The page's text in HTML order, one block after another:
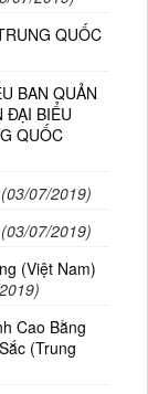
QUỐC
BAN QUẢN
ĐẠI BIỂU
QUỐC
(03/07/2019)
(03/07/2019)
(Việt Nam)
Cao Bằng
(Trung